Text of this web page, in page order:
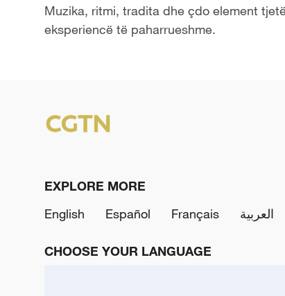
Muzika, ritmi, tradita dhe çdo element
eksperiencë të paharrueshme.
EXPLORE MORE
English
Español Français العربية
CHOOSE YOUR LANGUAGE